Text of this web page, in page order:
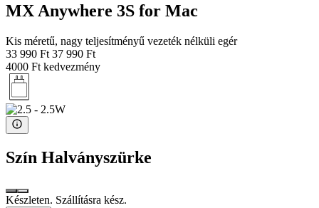
MX Anywhere 3S for Mac
Kis méretű, nagy teljesítményű vezeték nélküli egér
33 990 Ft 37 990 Ft
4000 Ft kedvezmény
Szín Halványszürke
Készleten. Szállításra kész.